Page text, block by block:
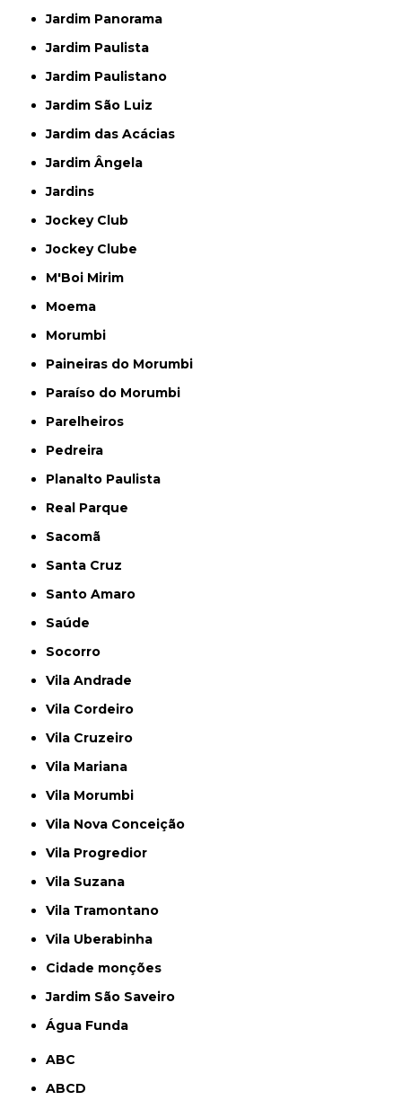
Jardim Panorama
Jardim Paulista
Jardim Paulistano
Jardim São Luiz
Jardim das Acácias
Jardim Ângela
Jardins
Jockey Club
Jockey Clube
M'Boi Mirim
Moema
Morumbi
Paineiras do Morumbi
Paraíso do Morumbi
Parelheiros
Pedreira
Planalto Paulista
Real Parque
Sacomã
Santa Cruz
Santo Amaro
Saúde
Socorro
Vila Andrade
Vila Cordeiro
Vila Cruzeiro
Vila Mariana
Vila Morumbi
Vila Nova Conceição
Vila Progredior
Vila Suzana
Vila Tramontano
Vila Uberabinha
cidade monções
jardim São Saveiro
Água Funda
ABC
ABCD